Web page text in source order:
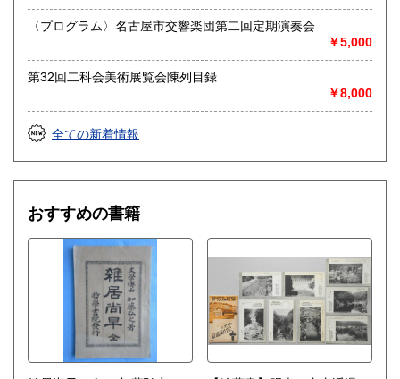
愛知県江南市前飛保町栄284 扶桑文庫 担当井
上
取り扱い分野
総記、哲学宗教、歴史、社会科学、自然科学、美術工芸、国
語国文、外国文学、古典籍、近代文献、趣味、外国書、サブ
カルチャー、古書一般（その他）
古文書・和本・刷り物・絵葉書・近代文献資料・エフェメラ
〈プログラム〉名古屋市交響楽団第二回定期演奏会
￥5,000
第32回二科会美術展覧会陳列目録
￥8,000
全ての新着情報
おすすめの書籍